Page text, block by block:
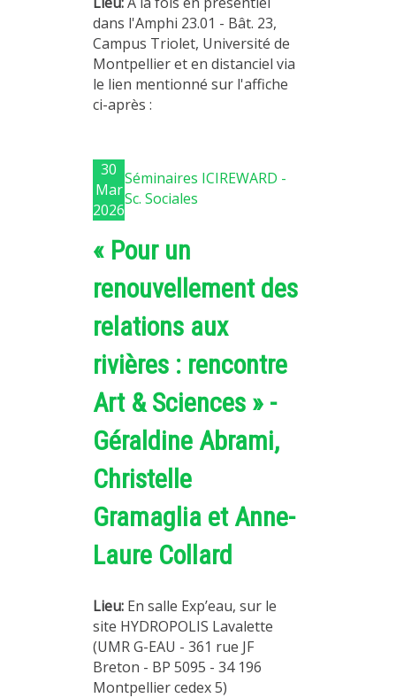
dans l'Amphi 23.01 - Bât. 23,
Campus Triolet, Université de
Montpellier et en distanciel via
le lien mentionné sur l'affiche
ci-après :
30
Mar
2026
Séminaires ICIREWARD -
Sc. Sociales
« Pour un
renouvellement des
relations aux
rivières : rencontre
Art & Sciences » -
Géraldine Abrami,
Christelle
Gramaglia et Anne-
Laure Collard
Lieu: En salle Exp’eau, sur le
site HYDROPOLIS Lavalette
(UMR G-EAU - 361 rue JF
Breton - BP 5095 - 34 196
Montpellier cedex 5)